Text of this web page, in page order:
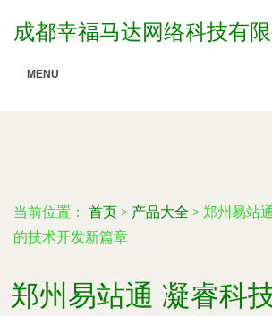
成都幸福马达网络科技有
MENU
当前位置： 首页 > 产品大全 > 郑州易站
的技术开发新篇章
郑州易站通 凝睿科